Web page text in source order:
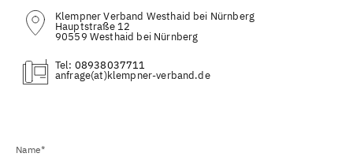
Klempner Verband Westhaid bei Nürnberg
Hauptstraße 12
90559 Westhaid bei Nürnberg
Tel: 08938037711
(at)
Name*